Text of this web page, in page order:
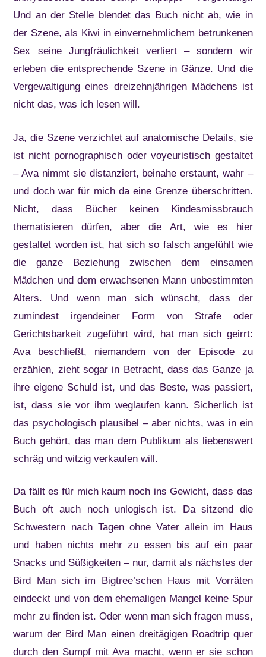
Und an der Stelle blendet das Buch nicht ab, wie in
der Szene, als Kiwi in einvernehmlichem betrunkenen
Sex seine Jungfräulichkeit verliert – sondern wir
erleben die entsprechende Szene in Gänze. Und die
Vergewaltigung eines dreizehnjährigen Mädchens ist
nicht das, was ich lesen will.
Ja, die Szene verzichtet auf anatomische Details, sie
ist nicht pornographisch oder voyeuristisch gestaltet
– Ava nimmt sie distanziert, beinahe erstaunt, wahr –
und doch war für mich da eine Grenze überschritten.
Nicht, dass Bücher keinen Kindesmissbrauch
thematisieren dürfen, aber die Art, wie es hier
gestaltet worden ist, hat sich so falsch angefühlt wie
die ganze Beziehung zwischen dem einsamen
Mädchen und dem erwachsenen Mann unbestimmten
Alters. Und wenn man sich wünscht, dass der
zumindest irgendeiner Form von Strafe oder
Gerichtsbarkeit zugeführt wird, hat man sich geirrt:
Ava beschließt, niemandem von der Episode zu
erzählen, zieht sogar in Betracht, dass das Ganze ja
ihre eigene Schuld ist, und das Beste, was passiert,
ist, dass sie vor ihm weglaufen kann. Sicherlich ist
das psychologisch plausibel – aber nichts, was in ein
Buch gehört, das man dem Publikum als liebenswert
schräg und witzig verkaufen will.
Da fällt es für mich kaum noch ins Gewicht, dass das
Buch oft auch noch unlogisch ist. Da sitzend die
Schwestern nach Tagen ohne Vater allein im Haus
und haben nichts mehr zu essen bis auf ein paar
Snacks und Süßigkeiten – nur, damit als nächstes der
Bird Man sich im Bigtree’schen Haus mit Vorräten
eindeckt und von dem ehemaligen Mangel keine Spur
mehr zu finden ist. Oder wenn man sich fragen muss,
warum der Bird Man einen dreitägigen Roadtrip quer
durch den Sumpf mit Ava macht, wenn er sie schon